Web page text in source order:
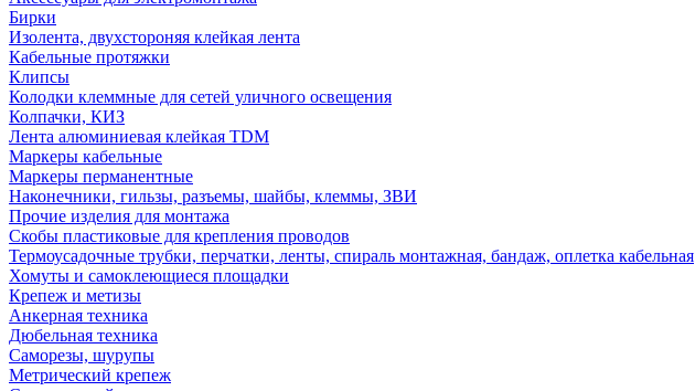
Бирки
Изолента, двухстороняя клейкая лента
Кабельные протяжки
Клипсы
Колодки клеммные для сетей уличного освещения
Колпачки, КИЗ
Лента алюминиевая клейкая TDM
Маркеры кабельные
Маркеры перманентные
Наконечники, гильзы, разъемы, шайбы, клеммы, ЗВИ
Прочие изделия для монтажа
Скобы пластиковые для крепления проводов
Термоусадочные трубки, перчатки, ленты, спираль монтажная, бандаж, оплетка кабельная
Хомуты и самоклеющиеся площадки
Крепеж и метизы
Анкерная техника
Дюбельная техника
Саморезы, шурупы
Метрический крепеж